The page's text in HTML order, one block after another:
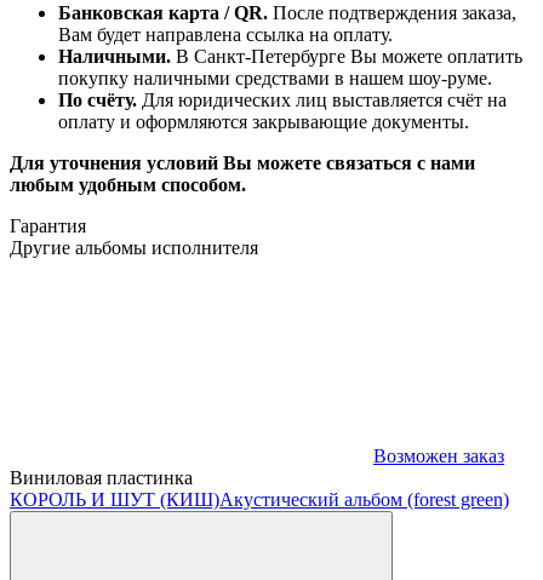
Банковская карта / QR. После подтверждения заказа,
Вам будет направлена ссылка на оплату.
Наличными. В Санкт-Петербурге Вы можете оплатить
покупку наличными средствами в нашем шоу-руме.
По счёту. Для юридических лиц выставляется счёт на
оплату и оформляются закрывающие документы.
Для уточнения условий Вы можете связаться с нами
любым удобным способом.
Гарантия
Другие альбомы исполнителя
Возможен заказ
Виниловая пластинка
КОРОЛЬ И ШУТ (КИШ)Акустический альбом (forest green)